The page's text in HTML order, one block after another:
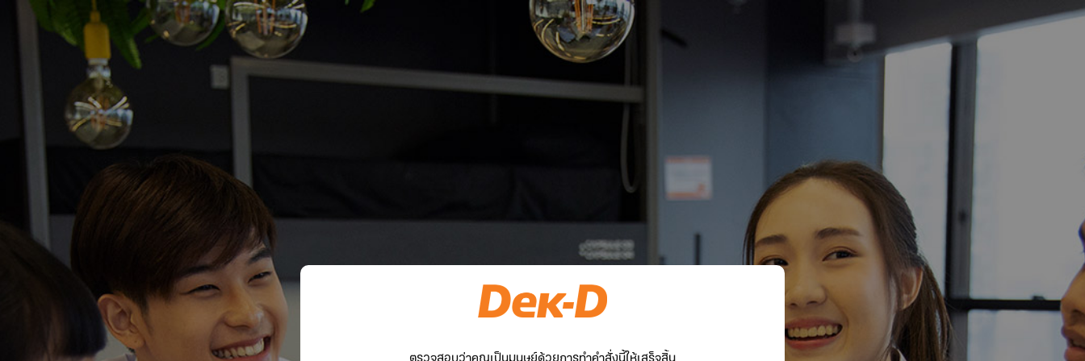
ตรวจสอบว่าคุณเป็นมนุษย์ด้วยการทำคำสั่งนี้ให้เสร็จสิ้น